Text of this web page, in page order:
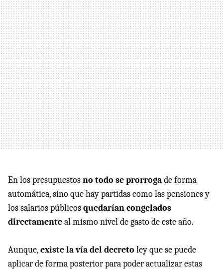
En los presupuestosno todo se prorrogade forma
automática, sino que hay partidas como las pensiones y
los salarios públicosquedarían congelados
directamenteal mismo nivel de gasto de este año.
Aunque,existe la vía del decreto ley que se puede
aplicar de forma posterior para poder actualizar estas